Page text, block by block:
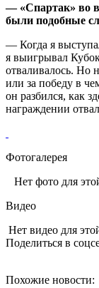
— «Спартак» во
были подобные
— Когда я
я выигрывал
отваливалось. Но
или за победу в
он разбился, как
награждении
Фотогалерея
Нет фото для
Видео
Нет видео для
Поделиться в
Похожие новости: